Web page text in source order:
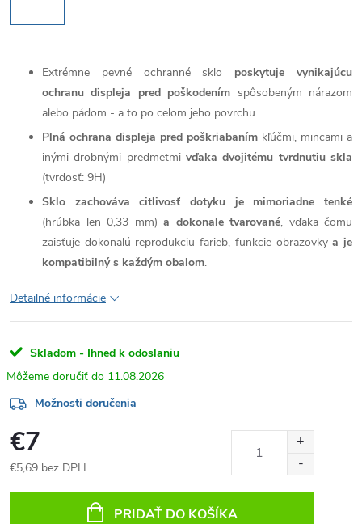
Extrémne pevné ochranné sklo poskytuje vynikajúcu
ochranu displeja pred poškodením spôsobeným nárazom
alebo pádom - a to po celom jeho povrchu.
Plná ochrana displeja pred poškriabaním kľúčmi, mincami a
inými drobnými predmetmivďaka dvojitému tvrdnutiu skla
(tvrdosť: 9H)
Sklo zachováva citlivosť dotyku je mimoriadne tenké
(hrúbka len 0,33 mm) a dokonale tvarované, vďaka čomu
zaisťuje dokonalú reprodukciu farieb, funkcie obrazovkya je
kompatibilný s každým obalom.
Detailné informácie
Skladom - Ihneď k odoslaniu
11.08.2026
Možnosti doručenia
€7
€5,69 bez DPH
PRIDAŤ DO KOŠÍKA